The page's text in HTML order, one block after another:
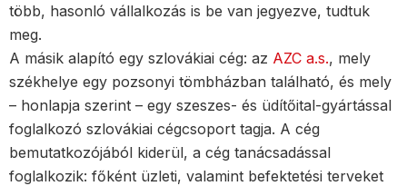
több, hasonló vállalkozás is be van jegyezve, tudtuk
meg.
A másik alapító egy szlovákiai cég: az AZC a.s., mely
székhelye egy pozsonyi tömbházban található, és mely
– honlapja szerint – egy szeszes- és üdítőital-gyártással
foglalkozó szlovákiai cégcsoport tagja. A cég
bemutatkozójából kiderül, a cég tanácsadással
foglalkozik: főként üzleti, valamint befektetési terveket